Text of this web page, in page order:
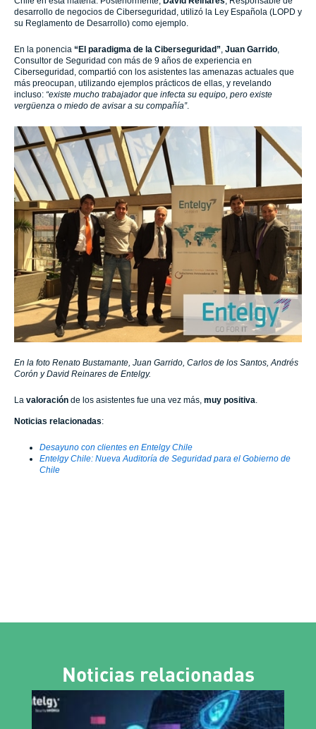
desarrollo de negocios de Ciberseguridad, utilizó la Ley Española (LOPD y
su Reglamento de Desarrollo) como ejemplo.
En la ponencia “El paradigma de la Ciberseguridad”, Juan Garrido,
Consultor de Seguridad con más de 9 años de experiencia en
Ciberseguridad, compartió con los asistentes las amenazas actuales que
más preocupan, utilizando ejemplos prácticos de ellas, y revelando
incluso: “existe mucho trabajador que infecta su equipo, pero existe
vergüenza o miedo de avisar a su compañía”.
En la foto Renato Bustamante, Juan Garrido, Carlos de los Santos, Andrés
Corón y David Reinares de Entelgy.
La valoración de los asistentes fue una vez más, muy positiva.
Noticias relacionadas:
Desayuno con clientes en Entelgy Chile
Entelgy Chile: Nueva Auditoría de Seguridad para el Gobierno de
Chile
Noticias relacionadas